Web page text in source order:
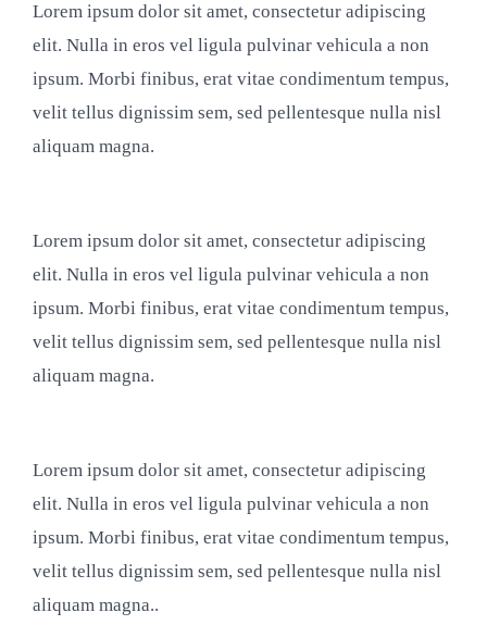
Lorem ipsum dolor sit amet, consectetur adipiscing
elit. Nulla in eros vel ligula pulvinar vehicula a non
ipsum. Morbi finibus, erat vitae condimentum tempus,
velit tellus dignissim sem, sed pellentesque nulla nisl
aliquam magna.
Lorem ipsum dolor sit amet, consectetur adipiscing
elit. Nulla in eros vel ligula pulvinar vehicula a non
ipsum. Morbi finibus, erat vitae condimentum tempus,
velit tellus dignissim sem, sed pellentesque nulla nisl
aliquam magna.
Lorem ipsum dolor sit amet, consectetur adipiscing
elit. Nulla in eros vel ligula pulvinar vehicula a non
ipsum. Morbi finibus, erat vitae condimentum tempus,
velit tellus dignissim sem, sed pellentesque nulla nisl
aliquam magna..